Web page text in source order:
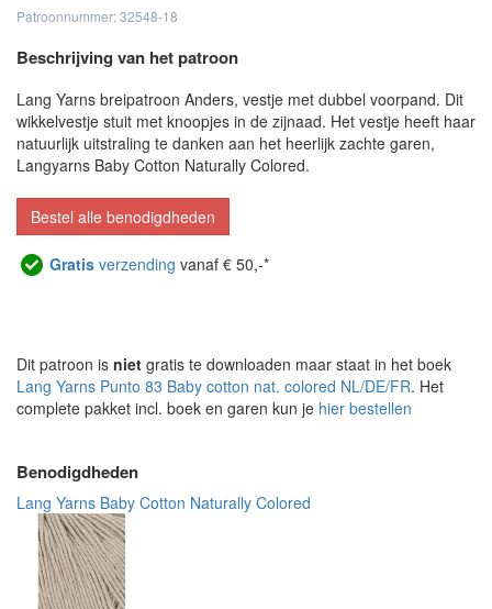
Patroonnummer: 32548-18
Beschrijving van het patroon
Lang Yarns breipatroon Anders, vestje met dubbel voorpand. Dit
wikkelvestje stuit met knoopjes in de zijnaad. Het vestje heeft haar
natuurlijk uitstraling te danken aan het heerlijk zachte garen,
Langyarns Baby Cotton Naturally Colored.
Bestel alle benodigdheden
Gratis verzending vanaf € 50,-*
Dit patroon is niet gratis te downloaden maar staat in het boek
Lang Yarns Punto 83 Baby cotton nat. colored NL/DE/FR. Het
complete pakket incl. boek en garen kun je hier bestellen
Benodigdheden
Lang Yarns Baby Cotton Naturally Colored